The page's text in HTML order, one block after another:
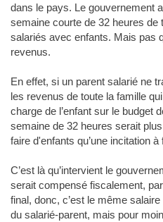
dans le pays. Le gouvernement
semaine courte de 32 heures de
salariés avec enfants. Mais pas
revenus.
En effet, si un parent salarié ne
les revenus de toute la famille
charge de l’enfant sur le budget
semaine de 32 heures serait
faire d'enfants qu’une incitation à
C’est là qu’intervient le
serait compensé fiscalement,
final, donc, c’est le même
du salarié-parent, mais pour